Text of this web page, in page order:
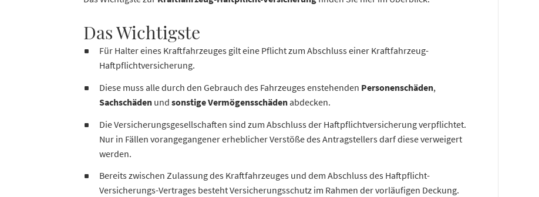
Das Wichtigste
Für Halter eines Kraftfahrzeuges gilt eine Pflicht zum Abschluss einer Kraftfahrzeug-
Haftpflichtversicherung.
Diese muss alle durch den Gebrauch des Fahrzeuges enstehenden Personenschäden,
Sachschäden undsonstige Vermögensschädenabdecken.
Die Versicherungsgesellschaften sind zum Abschluss der Haftpflichtversicherung verpflichtet.
Nur in Fällen vorangegangener erheblicher Verstöße des Antragstellers darf diese verweigert
werden.
Bereits zwischen Zulassung des Kraftfahrzeuges und dem Abschluss des Haftpflicht-
Versicherungs-Vertrages besteht Versicherungsschutz im Rahmen der vorläufigen Deckung.